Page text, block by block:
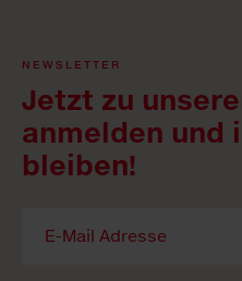
NEWSLETTER
Jetzt zu
anmelden und
bleiben!